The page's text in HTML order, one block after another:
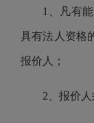
1、凡有
具有法人资格
报价人；
2、报价